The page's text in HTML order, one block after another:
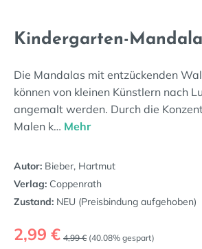
Kindergarten-
Die Mandalas mit entzückenden
können von kleinen Künstlern nach
angemalt werden. Durch die
Malen k… Mehr
Autor: Bieber, Hartmut
Verlag: Coppenrath
Zustand: NEU (Preisbindung aufgehoben)
Verkaufspreis:
2,99 € Regulärer Preis:
4,99 € (40.08% gespart)